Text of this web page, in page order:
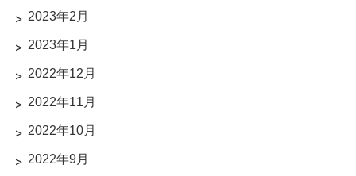
2023年2月
2023年1月
2022年12月
2022年11月
2022年10月
2022年9月